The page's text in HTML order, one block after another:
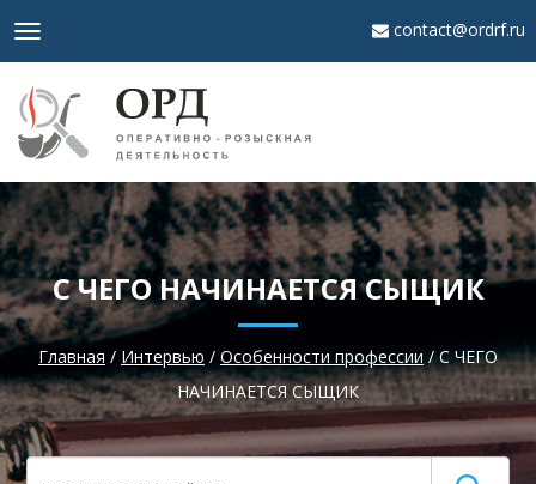
contact@ordrf.ru
Toggle
С ЧЕГО НАЧИНАЕТСЯ СЫЩИК
Главная / Интервью / Особенности профессии / С ЧЕГО
НАЧИНАЕТСЯ СЫЩИК